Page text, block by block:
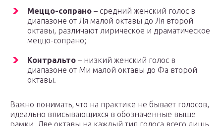
Меццо-сопрано – средний женский голос в
диапазоне от Ля малой октавы до Ля второй
октавы, различают лирическое и драматическое
меццо-сопрано;
Контральто – низкий женский голос в
диапазоне от Ми малой октавы до Фа второй
октавы.
Важно понимать, что на практике не бывает голосов,
идеально вписывающихся в обозначенные выше
рамки. Две октавы на каждый тип голоса всего лишь